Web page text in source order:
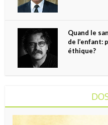
Quand le
de l’enfant:
éthique?